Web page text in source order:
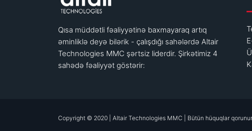
Qısa müddətli fəaliyyətinə baxmayaraq artıq
əminliklə deyə bilərik - çalışdığı sahələrdə Altair
Technologies MMC şərtsiz liderdir. Şirkətimiz 4
sahədə fəaliyyət göstərir:
Copyright © 2020 | Altair Technologies MMC | Bütün hüquqlar qorunur